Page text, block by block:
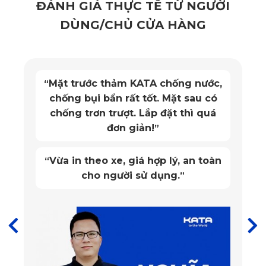
3 Tấm
Hỗ trợ kỹ
24/7
Bảo hành
12 tháng
đa dạng. Tuy nhiên, giáp bảo vệ pin VF3 của KATA vẫn
được nhiều chủ xe tin tưởng lựa chọn nhờ thiết kế tinh tế và
các công năng bảo vệ vượt trội.
ĐÁNH GIÁ THỰC TẾ TỪ NGƯỜI
DÙNG/CHỦ CỬA HÀNG
“ Mặt trước thảm KATA chống nước,
chống bụi bẩn rất tốt. Mặt sau có
chống trơn trượt. Lắp đặt thì quá
đơn giản!”
“Vừa in theo xe, giá hợp lý, an toàn
cho người sử dụng.”